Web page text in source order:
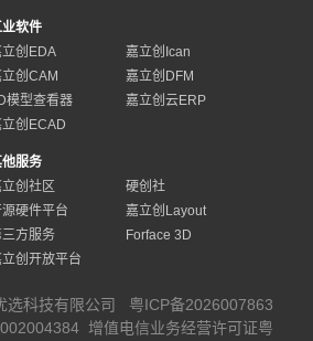
业软件
立创EDA
嘉立创Ican
创CAM
嘉立创DFM
模型查看器
嘉立创云ERP
立创ECAD
他服务
创社区
硬创社
硬件平台
嘉立创Layout
三方服务
Forface 3D
创开放平台
选科技有限公司
粤ICP备2026007863
增值电信业务经营许可证粤